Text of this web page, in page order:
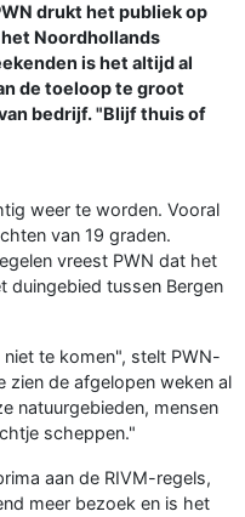
drukt het publiek op
Noordhollands
is het altijd al
de toeloop te groot
bedrijf. "Blijf thuis of
weer te worden. Vooral
van 19 graden.
vreest PWN dat het
duingebied tussen Bergen
te komen", stelt PWN-
zien de afgelopen weken al
natuurgebieden, mensen
scheppen."
aan de RIVM-regels,
meer bezoek en is het